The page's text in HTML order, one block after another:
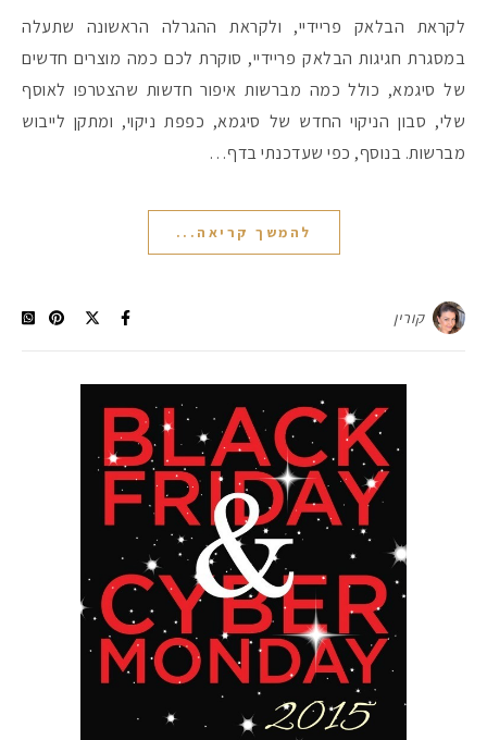
לקראת הבלאק פריידיי, ולקראת ההגרלה הראשונה שתעלה
במסגרת חגיגות הבלאק פריידיי, סוקרת לכם כמה מוצרים חדשים
של סיגמא, כולל כמה מברשות איפור חדשות שהצטרפו לאוסף
שלי, סבון הניקוי החדש של סיגמא, כפפת ניקוי, ומתקן לייבוש
מברשות. בנוסף, כפי שעדכנתי בדף…
להמשך קריאה...
קורין